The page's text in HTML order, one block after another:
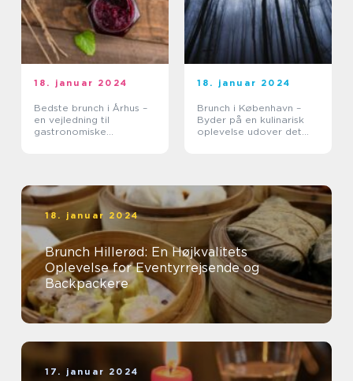
18. januar 2024
Bedste brunch i Århus –
en vejledning til
gastronomiske
18. januar 2024
Brunch i København –
Byder på en kulinarisk
oplevelse udover det
18. januar 2024
Brunch Hillerød: En Højkvalitets
Oplevelse for Eventyrrejsende og
Backpackere
17. januar 2024